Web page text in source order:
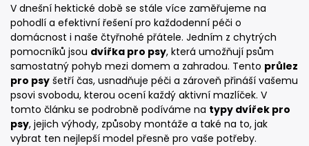
V dnešní hektické době se stále více zaměřujeme na
pohodlí a efektivní řešení pro každodenní péči o
domácnost i naše čtyřnohé přátele. Jedním z chytrých
pomocníků jsou dvířka pro psy, která umožňují psům
samostatný pohyb mezi domem a zahradou. Tento průlez
pro psy šetří čas, usnadňuje péči a zároveň přináší vašemu
psovi svobodu, kterou ocení každý aktivní mazlíček. V
tomto článku se podrobně podíváme na typy dvířek pro
psy, jejich výhody, způsoby montáže a také na to, jak
vybrat ten nejlepší model přesně pro vaše potřeby.